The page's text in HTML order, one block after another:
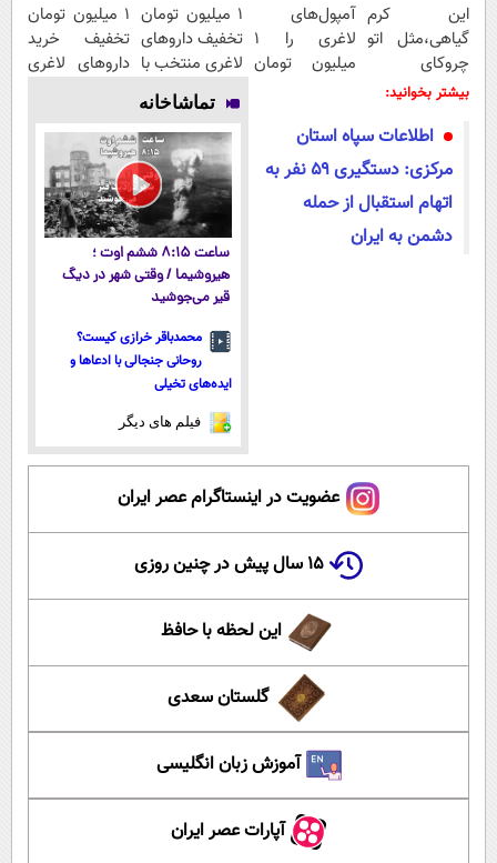
این کرم
گیاهی،مثل اتو
چروکای
پوستتوصاف
آمپول‌های
لاغری را ۱
میلیون تومان
۱ میلیون تومان
تخفیف داروهای
لاغری منتخب با
ارسال از
داروخانه
نزدیکت
1 میلیون تومان
تخفیف خرید
داروهای لاغری
یخ!
بیشتر بخوانید:
اطلاعات سپاه استان
مرکزی: دستگیری ۵۹ نفر به
اتهام استقبال از حمله
دشمن به ایران
تماشاخانه
ساعت ۸:۱۵ ششم اوت ؛
هیروشیما / وقتی شهر در دیگ
قیر می‌جوشید
محمدباقر خرازی کیست؟
روحانی جنجالی با ادعاها و
ایده‌های تخیلی
فیلم های دیگر
عضویت در اینستاگرام عصر ایران
۱۵ سال پیش در چنین روزی
این لحظه با حافظ
گلستان سعدی
آموزش زبان انگلیسی
آپارات عصر ایران